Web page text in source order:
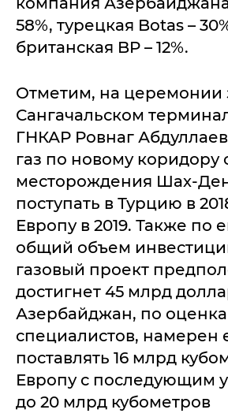
58%, турецкая Botas –
британская BP – 12%.
Отметим, на церемонии
Сангачальском
ГНКАР Ровнаг
газ по новому коридору
месторождения Шах-
поступать в Турцию в
Европу в 2019. Также по
общий объем
газовый проект
достигнет 45 млрд
Азербайджан, по
специалистов, намерен
поставлять 16 млрд
Европу с последующим
до 20 млрд кубометров